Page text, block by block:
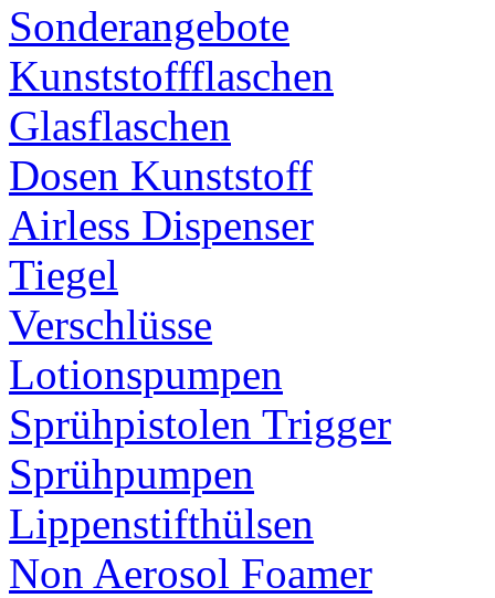
Sonderangebote
Kunststoffflaschen
Glasflaschen
Dosen Kunststoff
Airless Dispenser
Tiegel
Verschlüsse
Lotionspumpen
Sprühpistolen Trigger
Sprühpumpen
Lippenstifthülsen
Non Aerosol Foamer